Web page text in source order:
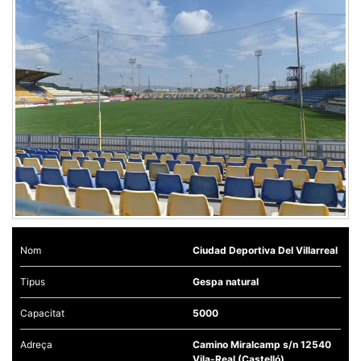
Nom Ciudad Deportiva Del Villarreal
Tipus Gespa natural
Capacitat 5000
Adreça
Camino Miralcamp s/n 12540
Vila-Real (Castelló)